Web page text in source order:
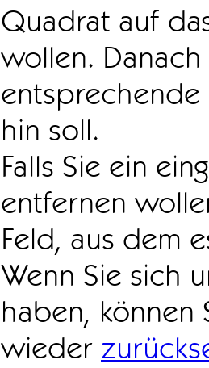
Quadrat auf
wollen.
hin soll.
Falls Sie ein
entfernen
Feld, aus dem
Wenn Sie sich
haben, können
wieder